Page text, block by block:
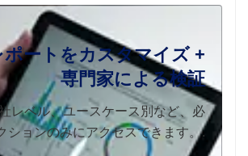
ポートをカスタマイズ +
専門家による検証
レベル、ユースケース別など、必
ションのみにアクセスできます。.